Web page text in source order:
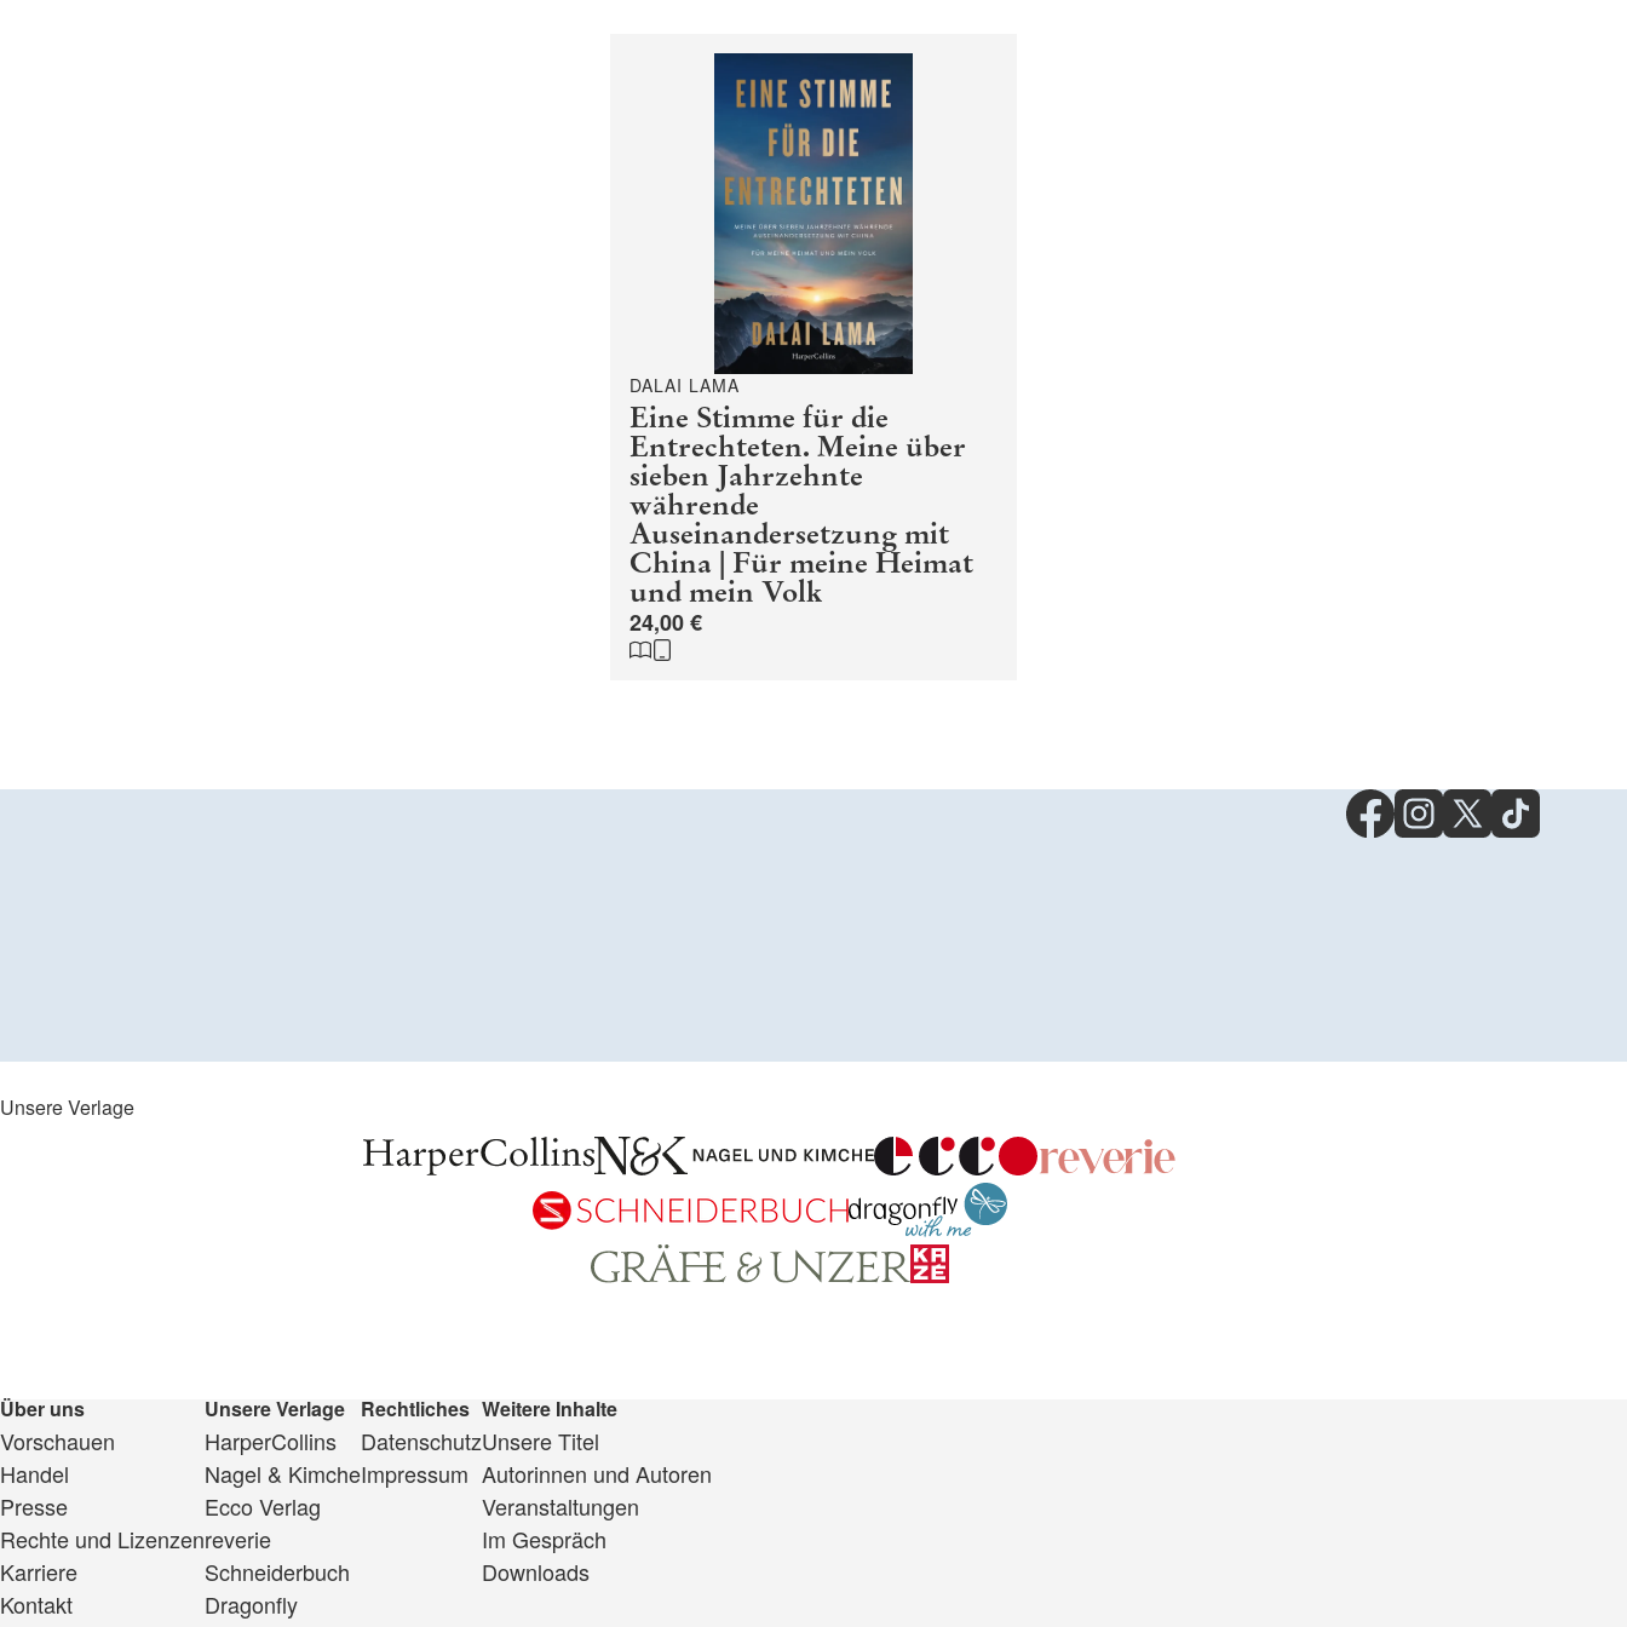
DALAI LAMA
Eine Stimme für die
Entrechteten. Meine über
sieben Jahrzehnte
währende
Auseinandersetzung mit
China | Für meine Heimat
und mein Volk
24,00 €
Unsere Verlage
Über uns
Vorschauen
Handel
Presse
Rechte und Lizenzen
Karriere
Kontakt
Unsere Verlage
HarperCollins
Nagel & Kimche
Ecco Verlag
reverie
Schneiderbuch
Dragonfly
Rechtliches
Datenschutz
Impressum
Weitere Inhalte
Unsere Titel
Autorinnen und Autoren
Veranstaltungen
Im Gespräch
Downloads